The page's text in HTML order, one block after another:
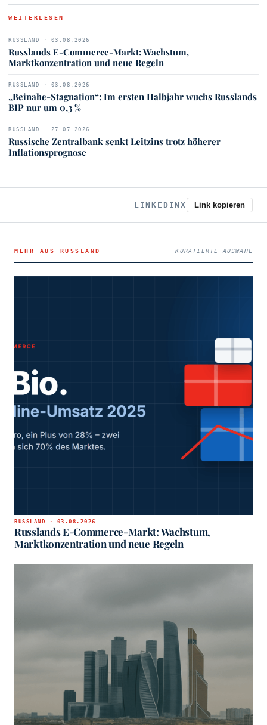
WEITERLESEN
RUSSLAND · 03.08.2026
Russlands E-Commerce-Markt: Wachstum,
Marktkonzentration und neue Regeln
RUSSLAND · 03.08.2026
„Beinahe-Stagnation“: Im ersten Halbjahr wuchs Russlands
BIP nur um 0,3 %
RUSSLAND · 27.07.2026
Russische Zentralbank senkt Leitzins trotz höherer
Inflationsprognose
LINKEDINX Link kopieren
MEHR AUS RUSSLAND KURATIERTE AUSWAHL
RUSSLAND · 03.08.2026
Russlands E-Commerce-Markt: Wachstum,
Marktkonzentration und neue Regeln